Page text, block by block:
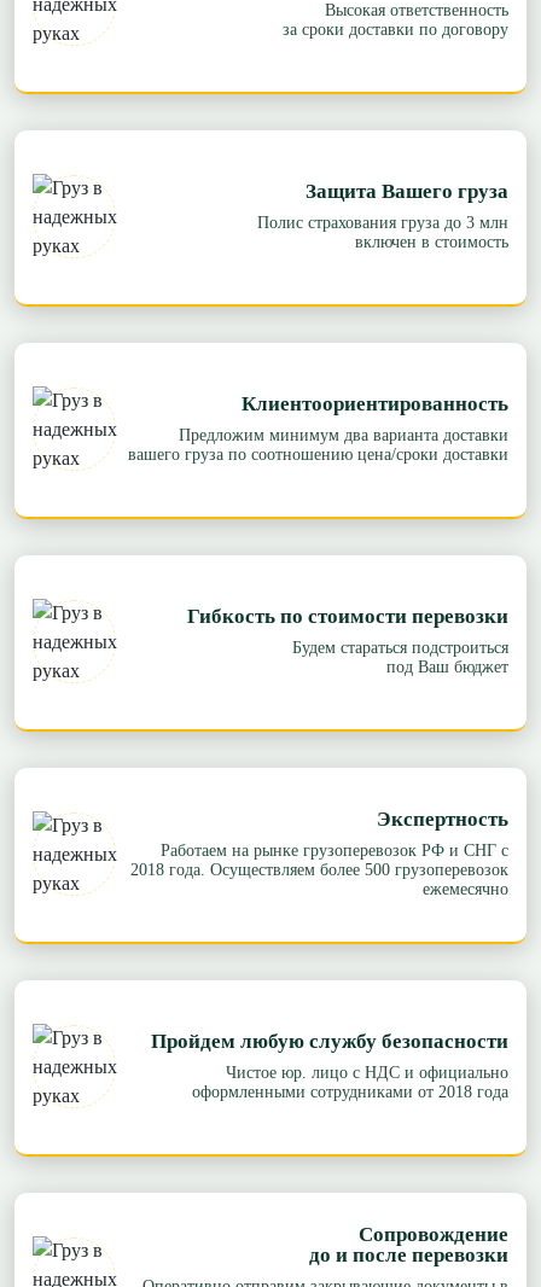
Высокая ответственность
за сроки доставки по договору
Защита Вашего груза
Полис страхования груза до 3 млн
включен в стоимость
Клиентоориентированность
Предложим минимум два варианта доставки
вашего груза по соотношению цена/сроки доставки
Гибкость по стоимости перевозки
Будем стараться подстроиться
под Ваш бюджет
Экспертность
Работаем на рынке грузоперевозок РФ и СНГ с
2018 года. Осуществляем более 500 грузоперевозок
ежемесячно
Пройдем любую службу безопасности
Чистое юр. лицо с НДС и официально
оформленными сотрудниками от 2018 года
Сопровождение
до и после перевозки